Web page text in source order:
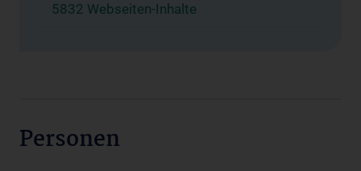
5832 Webseiten-Inhalte
Personen